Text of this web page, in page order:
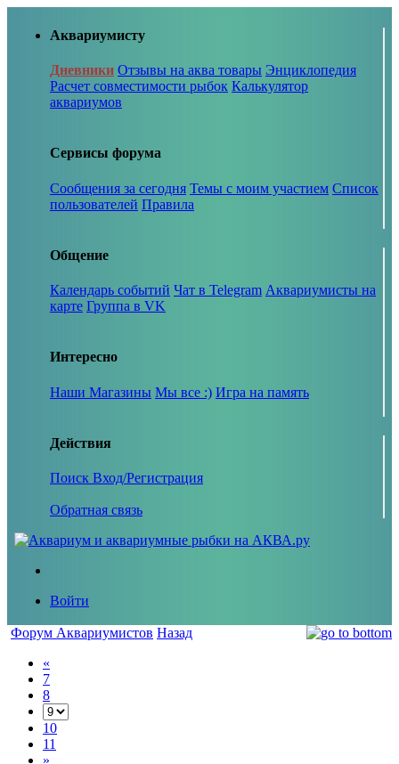
Аквариумисту
Дневники Отзывы на аква товары Энциклопедия
Расчет совместимости рыбок Калькулятор
аквариумов
Сервисы форума
Сообщения за сегодня Темы с моим участием Список
пользователей Правила
Общение
Календарь событий Чат в Telegram Аквариумисты на
карте Группа в VK
Интересно
Наши Магазины Мы все :) Игра на память
Действия
Поиск Вход/Регистрация
Обратная связь
Войти
Форум Аквариумистов Назад
«
7
8
10
11
»